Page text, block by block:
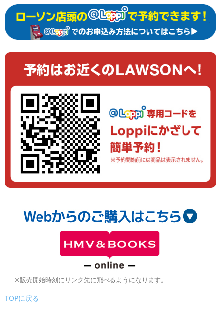
※販売開始時刻にリンク先に飛べるようになります。
TOPに戻る